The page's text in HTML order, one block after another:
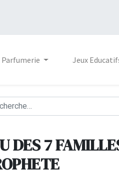
Parfumerie Jeux
DES 7